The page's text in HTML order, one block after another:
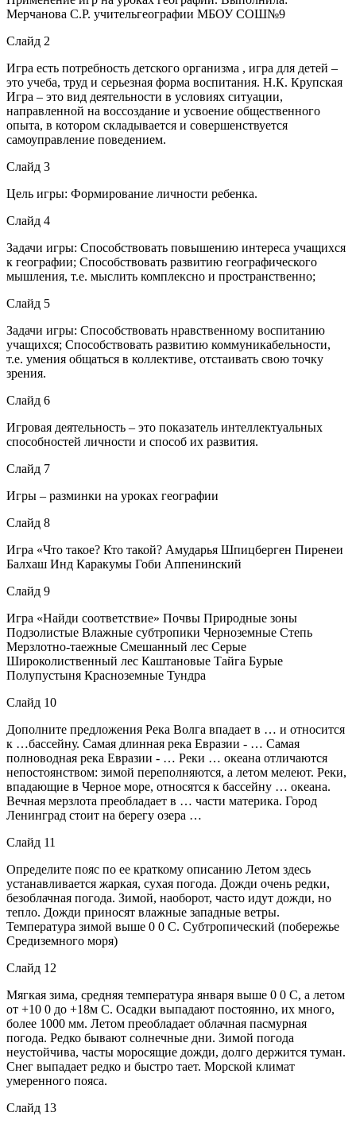
Мерчанова С.Р. учительгеографии МБОУ СОШ№9
Слайд 2
Игра есть потребность детского организма , игра для детей –
это учеба, труд и серьезная форма воспитания. Н.К. Крупская
Игра – это вид деятельности в условиях ситуации,
направленной на воссоздание и усвоение общественного
опыта, в котором складывается и совершенствуется
самоуправление поведением.
Слайд 3
Цель игры: Формирование личности ребенка.
Слайд 4
Задачи игры: Способствовать повышению интереса учащихся
к географии; Способствовать развитию географического
мышления, т.е. мыслить комплексно и пространственно;
Слайд 5
Задачи игры: Способствовать нравственному воспитанию
учащихся; Способствовать развитию коммуникабельности,
т.е. умения общаться в коллективе, отстаивать свою точку
зрения.
Слайд 6
Игровая деятельность – это показатель интеллектуальных
способностей личности и способ их развития.
Слайд 7
Игры – разминки на уроках географии
Слайд 8
Игра «Что такое? Кто такой? Амударья Шпицберген Пиренеи
Балхаш Инд Каракумы Гоби Аппенинский
Слайд 9
Игра «Найди соответствие» Почвы Природные зоны
Подзолистые Влажные субтропики Черноземные Степь
Мерзлотно-таежные Смешанный лес Серые
Широколиственный лес Каштановые Тайга Бурые
Полупустыня Красноземные Тундра
Слайд 10
Дополните предложения Река Волга впадает в … и относится
к …бассейну. Самая длинная река Евразии - … Самая
полноводная река Евразии - … Реки … океана отличаются
непостоянством: зимой переполняются, а летом мелеют. Реки,
впадающие в Черное море, относятся к бассейну … океана.
Вечная мерзлота преобладает в … части материка. Город
Ленинград стоит на берегу озера …
Слайд 11
Определите пояс по ее краткому описанию Летом здесь
устанавливается жаркая, сухая погода. Дожди очень редки,
безоблачная погода. Зимой, наоборот, часто идут дожди, но
тепло. Дожди приносят влажные западные ветры.
Температура зимой выше 0 0 С. Субтропический (побережье
Средиземного моря)
Слайд 12
Мягкая зима, средняя температура января выше 0 0 С, а летом
от +10 0 до +18м С. Осадки выпадают постоянно, их много,
более 1000 мм. Летом преобладает облачная пасмурная
погода. Редко бывают солнечные дни. Зимой погода
неустойчива, часты моросящие дожди, долго держится туман.
Снег выпадает редко и быстро тает. Морской климат
умеренного пояса.
Слайд 13